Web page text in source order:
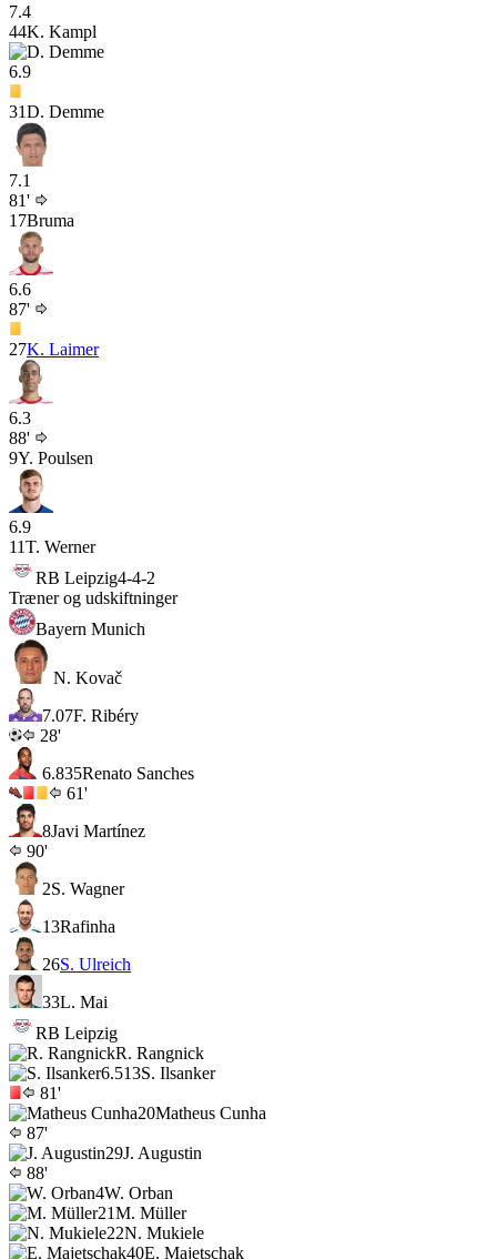
7.4
44K. Kampl
6.9
31D. Demme
7.1
81'
17Bruma
6.6
87'
27K. Laimer
6.3
88'
9Y. Poulsen
6.9
11T. Werner
RB Leipzig4-4-2
Træner og udskiftninger
Bayern Munich
N. Kovač
7.07F. Ribéry
28'
6.835Renato Sanches
61'
8Javi Martínez
90'
2S. Wagner
13Rafinha
26S. Ulreich
33L. Mai
RB Leipzig
R. Rangnick
6.513S. Ilsanker
81'
20Matheus Cunha
87'
29J. Augustin
88'
4W. Orban
21M. Müller
22N. Mukiele
40E. Majetschak